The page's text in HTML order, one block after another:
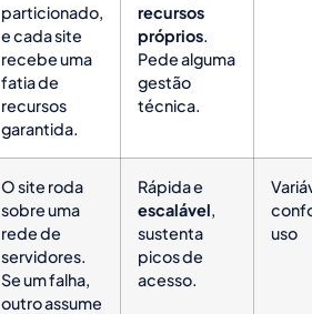
particionado,
e cada site
recebe uma
fatia de
recursos
garantida.
recursos
próprios.
Pede alguma
gestão
técnica.
O site roda
sobre uma
rede de
servidores.
Se um falha,
outro assume
Rápida e
escalável,
sustenta
picos de
acesso.
uso